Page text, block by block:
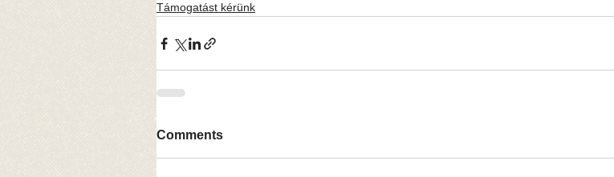
Támogatást kérünk
Comments